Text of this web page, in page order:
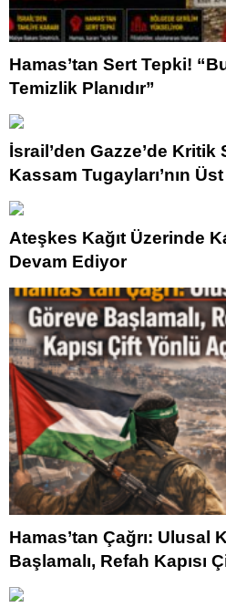
Hamas’tan Sert Tepki!
Temizlik Planıdır”
İsrail’den Gazze’de
Kassam Tugayları’nın
Ateşkes Kağıt Üzerinde
Devam Ediyor
Hamas’tan Çağrı: Ulusal
Başlamalı, Refah Kapısı